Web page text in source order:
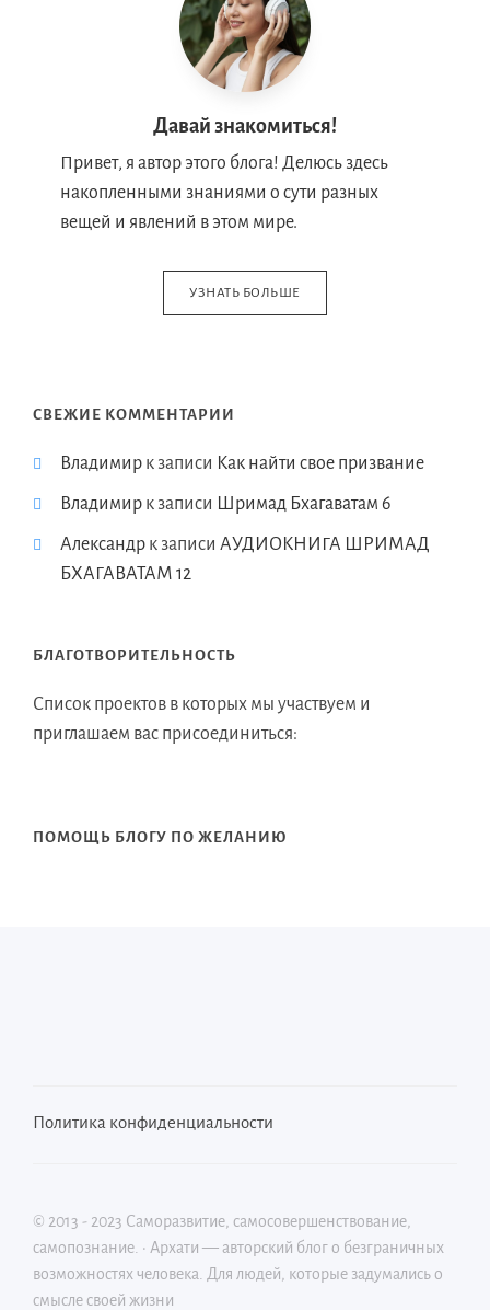
Давай знакомиться!
Привет, я автор этого блога! Делюсь здесь
накопленными знаниями о сути разных
вещей и явлений в этом мире.
УЗНАТЬ БОЛЬШЕ
СВЕЖИЕ КОММЕНТАРИИ
Владимир к записи Как найти свое призвание
Владимир к записи Шримад Бхагаватам 6
Александр к записи АУДИОКНИГА ШРИМАД
БХАГАВАТАМ 12
БЛАГОТВОРИТЕЛЬНОСТЬ
Список проектов в которых мы участвуем и
приглашаем вас присоединиться:
ПОМОЩЬ БЛОГУ ПО ЖЕЛАНИЮ
Политика конфиденциальности
© 2013 - 2023 Саморазвитие, самосовершенствование,
самопознание. · Архати — авторский блог о безграничных
возможностях человека. Для людей, которые задумались о
смысле своей жизни